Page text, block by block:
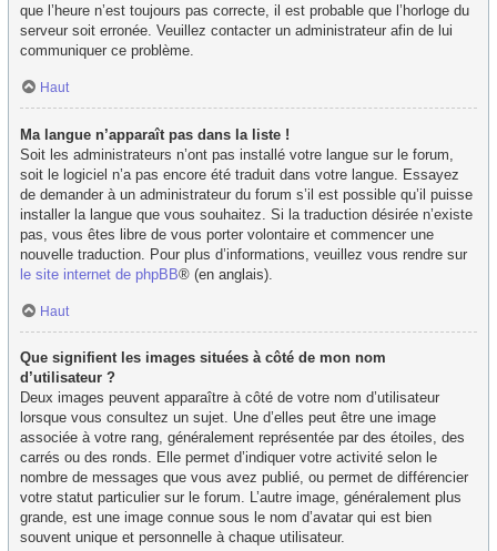
que l’heure n’est toujours pas correcte, il est probable que l’horloge du
serveur soit erronée. Veuillez contacter un administrateur afin de lui
communiquer ce problème.
Haut
Ma langue n’apparaît pas dans la liste !
Soit les administrateurs n’ont pas installé votre langue sur le forum,
soit le logiciel n’a pas encore été traduit dans votre langue. Essayez
de demander à un administrateur du forum s’il est possible qu’il puisse
installer la langue que vous souhaitez. Si la traduction désirée n’existe
pas, vous êtes libre de vous porter volontaire et commencer une
nouvelle traduction. Pour plus d’informations, veuillez vous rendre sur
le site internet de phpBB® (en anglais).
Haut
Que signifient les images situées à côté de mon nom
d’utilisateur ?
Deux images peuvent apparaître à côté de votre nom d’utilisateur
lorsque vous consultez un sujet. Une d’elles peut être une image
associée à votre rang, généralement représentée par des étoiles, des
carrés ou des ronds. Elle permet d’indiquer votre activité selon le
nombre de messages que vous avez publié, ou permet de différencier
votre statut particulier sur le forum. L’autre image, généralement plus
grande, est une image connue sous le nom d’avatar qui est bien
souvent unique et personnelle à chaque utilisateur.